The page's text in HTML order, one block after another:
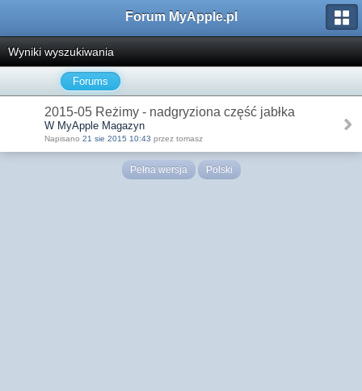
Forum MyApple.pl
Wyniki wyszukiwania
Forums
2015-05 Reżimy - nadgryziona część jabłka
W MyApple Magazyn
Napisano 21 sie 2015 10:43 przez tomasz
Pełna wersja Polski